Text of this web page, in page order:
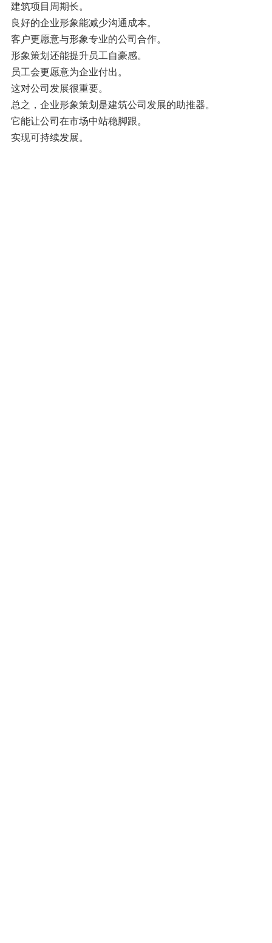
建筑项目周期长。
良好的企业形象能减少沟通成本。
客户更愿意与形象专业的公司合作。
形象策划还能提升员工自豪感。
员工会更愿意为企业付出。
这对公司发展很重要。
总之，企业形象策划是建筑公司发展的助推器。
它能让公司在市场中站稳脚跟。
实现可持续发展。